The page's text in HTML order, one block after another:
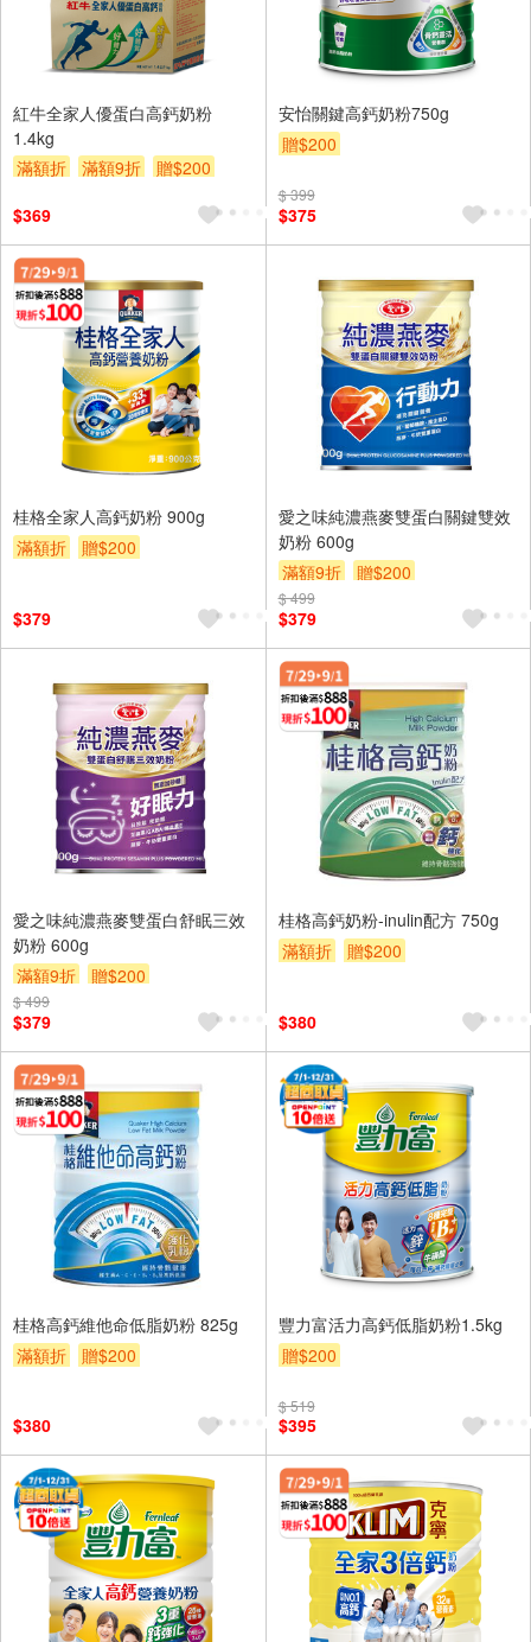
紅牛全家人優蛋白高鈣奶粉
1.4kg
滿額折
滿額9折
贈$200
$369
安怡關鍵高鈣奶粉750g
贈$200
$ 399
$375
桂格全家人高鈣奶粉 900g
滿額折
贈$200
$379
愛之味純濃燕麥雙蛋白關鍵雙效
奶粉 600g
滿額9折
贈$200
$ 499
$379
愛之味純濃燕麥雙蛋白舒眠三效
奶粉 600g
滿額9折
贈$200
$ 499
$379
桂格高鈣奶粉-inulin配方 750g
滿額折
贈$200
$380
桂格高鈣維他命低脂奶粉 825g
滿額折
贈$200
$380
豐力富活力高鈣低脂奶粉1.5kg
贈$200
$ 519
$395